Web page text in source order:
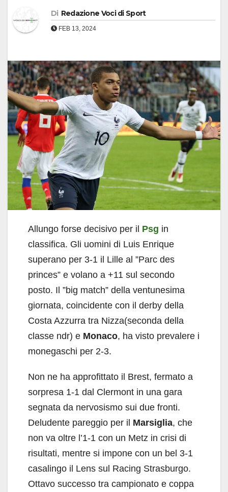
Di Redazione Voci di Sport
FEB 13, 2024
Allungo forse decisivo per il Psg in
classifica. Gli uomini di Luis Enrique
superano per 3-1 il Lille al ”Parc des
princes” e volano a +11 sul secondo
posto. Il ”big match” della ventunesima
giornata, coincidente con il derby della
Costa Azzurra tra Nizza(seconda della
classe ndr) e Monaco, ha visto prevalere i
monegaschi per 2-3.
Non ne ha approfittato il Brest, fermato a
sorpresa 1-1 dal Clermont in una gara
segnata da nervosismo sui due fronti.
Deludente pareggio per il Marsiglia, che
non va oltre l’1-1 con un Metz in crisi di
risultati, mentre si impone con un bel 3-1
casalingo il Lens sul Racing Strasburgo.
Ottavo successo tra campionato e coppa